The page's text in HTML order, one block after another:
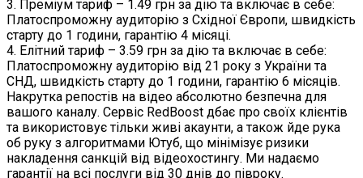
3. Преміум тариф – 1.49 грн за дію та включає в себе:
Платоспроможну аудиторію з Східної Європи, швидкість
старту до 1 години, гарантію 4 місяці.
4. Елітний тариф – 3.59 грн за дію та включає в себе:
Платоспроможну аудиторію від 21 року з України та
СНД, швидкість старту до 1 години, гарантію 6 місяців.
Накрутка репостів на відео абсолютно безпечна для
вашого каналу. Сервіс RedBoost дбає про своїх клієнтів
та використовує тільки живі акаунти, а також йде рука
об руку з алгоритмами Ютуб, що мінімізує ризики
накладення санкцій від відеохостингу. Ми надаємо
гарантії на всі послуги від 30 днів до півроку.